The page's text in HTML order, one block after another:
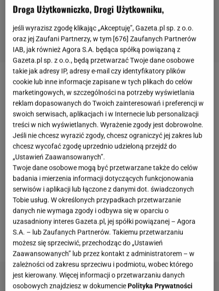
Adrian Szymaniak ze"Ślubu od pierwszego
wejrzenia"w lipcu 2025 roku poinformował fanów o
swoich problemach zdrowotnych. Niedługo później,
w wywiadzie udzielonym"Dzień dobry TVN", wyznał,
że usłyszał od lekarzy druzgocącą diagnozę - glejak
IV stopnia. Od tej pory Adrian i Anita na
bieżąco informują fanów o postępach w leczeniu.
Ostatnio para ograniczyła nieco swoją działalność w
sieci. Wiele osób zastanawiało się, co u nich
słychać. 4 kwietnia na profilu Anity pojawiło się
nowe zdjęcie, które z pewnością uspokoiło fanów
małżeństwa.
Droga Użytkowniczko, Drogi Użytkowniku,
jeśli wyrazisz zgodę klikając „Akceptuję”, Gazeta.pl sp. z o.o.
oraz jej Zaufani Partnerzy, w tym [676] Zaufanych Partnerów
IAB, jak również Agora S.A. będąca spółką powiązaną z
Gazeta.pl sp. z o.o., będą przetwarzać Twoje dane osobowe
takie jak adresy IP, adresy e-mail czy identyfikatory plików
cookie lub inne informacje zapisane w tych plikach do celów
marketingowych, w szczególności na potrzeby wyświetlania
reklam dopasowanych do Twoich zainteresowań i preferencji w
swoich serwisach, aplikacjach i w Internecie lub personalizacji
treści w nich wyświetlanych. Wyrażenie zgody jest dobrowolne.
Jeśli nie chcesz wyrazić zgody, chcesz ograniczyć jej zakres lub
chcesz wycofać zgodę uprzednio udzieloną przejdź do
„Ustawień Zaawansowanych”.
Twoje dane osobowe mogą być przetwarzane także do celów
badania i mierzenia informacji dotyczących funkcjonowania
serwisów i aplikacji lub łączone z danymi dot. świadczonych
Tobie usług. W określonych przypadkach przetwarzanie
danych nie wymaga zgody i odbywa się w oparciu o
uzasadniony interes Gazeta.pl, jej spółki powiązanej – Agora
S.A. – lub Zaufanych Partnerów. Takiemu przetwarzaniu
możesz się sprzeciwić, przechodząc do „Ustawień
Zaawansowanych” lub przez kontakt z administratorem – w
zależności od zakresu sprzeciwu i podmiotu, wobec którego
jest kierowany. Więcej informacji o przetwarzaniu danych
osobowych znajdziesz w dokumencie Polityka Prywatności